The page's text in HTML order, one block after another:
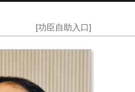
[功臣自助入口]